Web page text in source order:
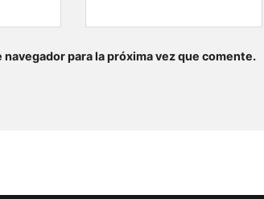
para la próxima vez que comente.